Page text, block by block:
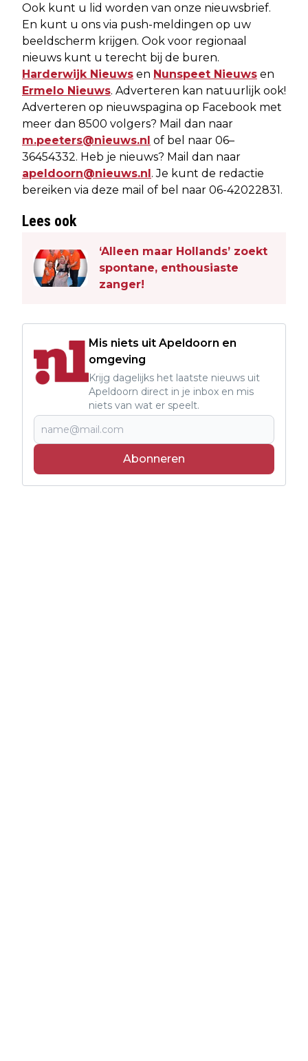
Ook kunt u lid worden van onze nieuwsbrief.
En kunt u ons via push-meldingen op uw
beeldscherm krijgen. Ook voor regionaal
nieuws kunt u terecht bij de buren.
Harderwijk Nieuws en Nunspeet Nieuws en
Ermelo Nieuws. Adverteren kan natuurlijk ook!
Adverteren op nieuwspagina op Facebook met
meer dan 8500 volgers? Mail dan naar
m.peeters@nieuws.nl of bel naar 06–
36454332. Heb je nieuws? Mail dan naar
apeldoorn@nieuws.nl. Je kunt de redactie
bereiken via deze mail of bel naar 06-42022831.
Lees ook
‘Alleen maar Hollands’ zoekt
spontane, enthousiaste
zanger!
Mis niets uit Apeldoorn en
omgeving
Krijg dagelijks het laatste nieuws uit
Apeldoorn direct in je inbox en mis
niets van wat er speelt.
Abonneren